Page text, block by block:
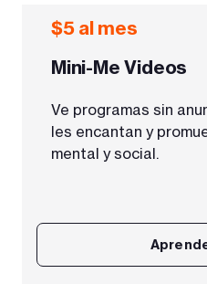
$5 al mes
Mini-Me Videos
Ve programas sin
les encantan y
mental y social.